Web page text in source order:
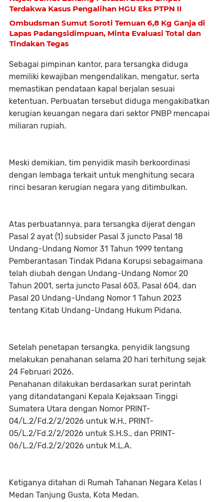
Terdakwa Kasus Pengalihan HGU Eks PTPN II
Ombudsman Sumut Soroti Temuan 6,8 Kg Ganja di
Lapas Padangsidimpuan, Minta Evaluasi Total dan
Tindakan Tegas
Sebagai pimpinan kantor, para tersangka diduga
memiliki kewajiban mengendalikan, mengatur, serta
memastikan pendataan kapal berjalan sesuai
ketentuan. Perbuatan tersebut diduga mengakibatkan
kerugian keuangan negara dari sektor PNBP mencapai
miliaran rupiah.
Meski demikian, tim penyidik masih berkoordinasi
dengan lembaga terkait untuk menghitung secara
rinci besaran kerugian negara yang ditimbulkan.
Atas perbuatannya, para tersangka dijerat dengan
Pasal 2 ayat (1) subsider Pasal 3 juncto Pasal 18
Undang-Undang Nomor 31 Tahun 1999 tentang
Pemberantasan Tindak Pidana Korupsi sebagaimana
telah diubah dengan Undang-Undang Nomor 20
Tahun 2001, serta juncto Pasal 603, Pasal 604, dan
Pasal 20 Undang-Undang Nomor 1 Tahun 2023
tentang Kitab Undang-Undang Hukum Pidana.
Setelah penetapan tersangka, penyidik langsung
melakukan penahanan selama 20 hari terhitung sejak
24 Februari 2026.
Penahanan dilakukan berdasarkan surat perintah
yang ditandatangani Kepala Kejaksaan Tinggi
Sumatera Utara dengan Nomor PRINT-
04/L.2/Fd.2/2/2026 untuk W.H., PRINT-
05/L.2/Fd.2/2/2026 untuk S.H.S., dan PRINT-
06/L.2/Fd.2/2/2026 untuk M.L.A.
Ketiganya ditahan di Rumah Tahanan Negara Kelas I
Medan Tanjung Gusta, Kota Medan.